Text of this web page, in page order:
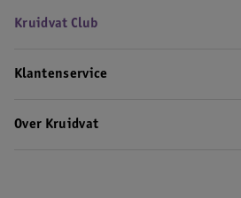
Kruidvat Club
Klantenservice
Over Kruidvat